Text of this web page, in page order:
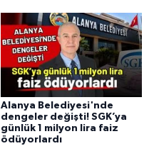
Alanya Belediyesi'nde
dengeler değişti! SGK’ya
günlük 1 milyon lira faiz
ödüyorlardı